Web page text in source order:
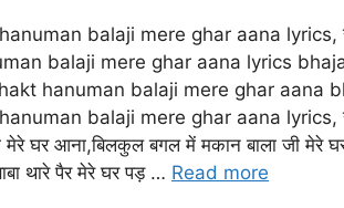
balaji mere ghar aana lyrics,
balaji mere ghar aana lyrics bhajan,
hanuman balaji mere ghar aana
balaji mere ghar aana lyrics,
मेरे घर आना,बिलकुल बगल में मकान बाला जी मेरे
थारे पैर मेरे घर पड़ … Read more